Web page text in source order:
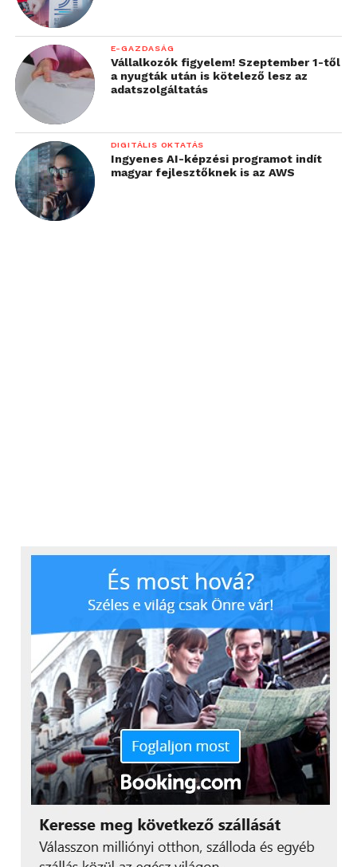
E-GAZDASÁG
Vállalkozók figyelem! Szeptember 1-től
a nyugták után is kötelező lesz az
adatszolgáltatás
DIGITÁLIS OKTATÁS
Ingyenes AI-képzési programot indít
magyar fejlesztőknek is az AWS